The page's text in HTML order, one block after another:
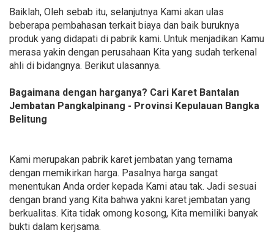
Baiklah, Oleh sebab itu, selanjutnya Kami akan ulas
beberapa pembahasan terkait biaya dan baik buruknya
produk yang didapati di pabrik kami. Untuk menjadikan Kamu
merasa yakin dengan perusahaan Kita yang sudah terkenal
ahli di bidangnya. Berikut ulasannya.
Bagaimana dengan harganya? Cari Karet Bantalan
Jembatan Pangkalpinang - Provinsi Kepulauan Bangka
Belitung
Kami merupakan pabrik karet jembatan yang ternama
dengan memikirkan harga. Pasalnya harga sangat
menentukan Anda order kepada Kami atau tak. Jadi sesuai
dengan brand yang Kita bahwa yakni karet jembatan yang
berkualitas. Kita tidak omong kosong, Kita memiliki banyak
bukti dalam kerjsama.